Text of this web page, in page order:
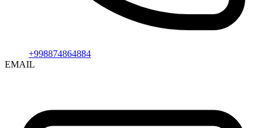
+998874864884
EMAIL